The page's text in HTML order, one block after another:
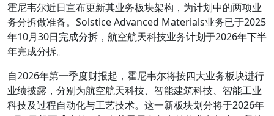
霍尼韦尔近日宣布更新其业务板块架构，为计划中的两项业
务分拆做准备。Solstice Advanced Materials业务已于2025
年10月30日完成分拆，航空航天科技业务计划于2026年下半
年完成分拆。
自2026年第一季度财报起，霍尼韦尔将按四大业务板块进行
业绩披露，分别为航空航天科技、智能建筑科技、智能工业
科技及过程自动化与工艺技术。这一新板块划分将于2026年